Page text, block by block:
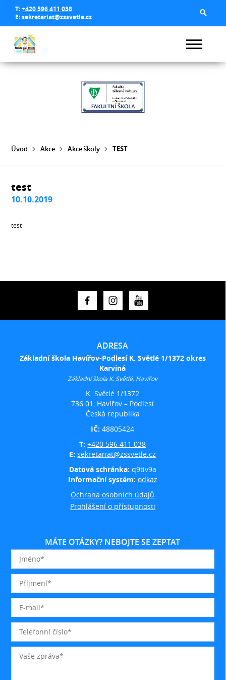
T:+420 596 411 038
E:sekretariat@zssvetle.cz
Úvod Akce Akce školy TEST
test
10.10.2019
test
ADRESA
Základní škola Havířov-Podlesí K. Světlé 1/1372 okres
Karviná
Základní škola K. Světlé, Havířov
K. Světlé 1/1372
736 01, Havířov – Podlesí
Česká republika
IČ:48805424
T:+420 596 411 038
E:sekretariat@zssvetle.cz
Datová schránka: q9tiv9a
Informační systém: odkaz
Ochrana osobních údajů
Prohlášení o přístupnosti
MÁTE OTÁZKY? NEBOJTE SE ZEPTAT